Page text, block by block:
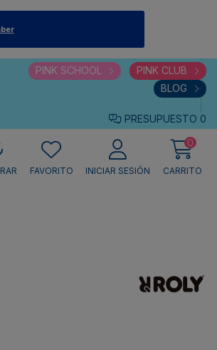
PINK SCHOOL
PINK CLUB
BLOG
PRESUPUESTO 0
FAVORITO INICIAR SESIÓN
0
CARRITO